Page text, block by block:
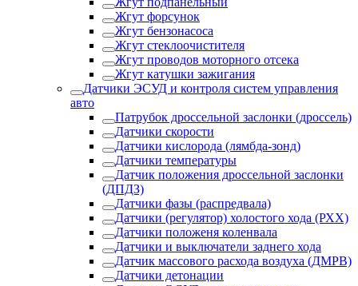
Жгут форсунок
Жгут бензонасоса
Жгут стеклоочистителя
Жгут проводов моторного отсека
Жгут катушки зажигания
Датчики ЭСУД и контроля систем управления
авто
Патрубок дроссельной заслонки (дроссель)
Датчики скорости
Датчики кислорода (лямбда-зонд)
Датчики температуры
Датчик положения дроссельной заслонки
(ДПДЗ)
Датчики фазы (распредвала)
Датчики (регулятор) холостого хода (РХХ)
Датчики положеня коленвала
Датчики и выключатели заднего хода
Датчик массового расхода воздуха (ДМРВ)
Датчики детонации